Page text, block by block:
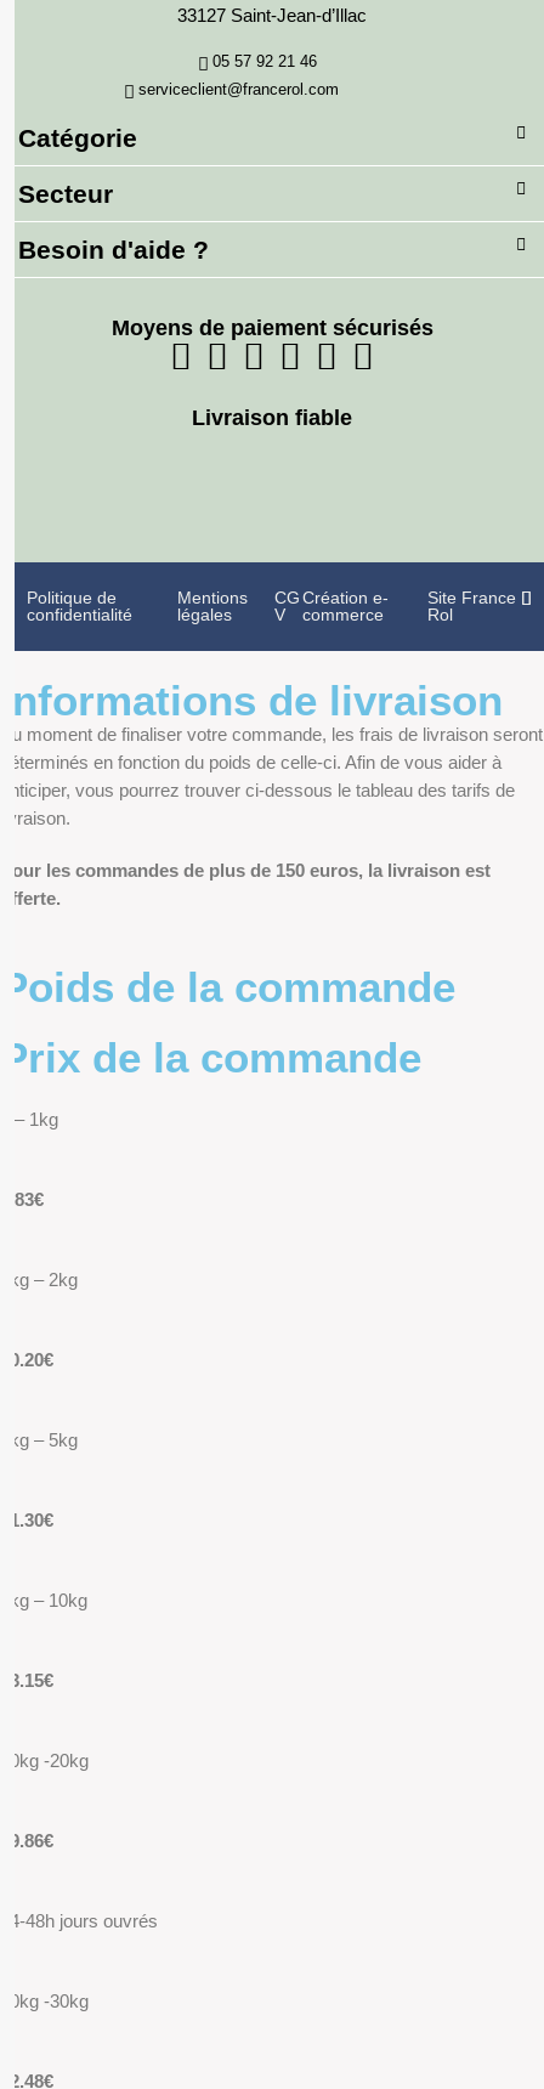
33127 Saint-Jean-d’Illac
05 57 92 21 46
serviceclient@francerol.com
Catégorie
Secteur
Besoin d'aide ?
Moyens de paiement sécurisés
Livraison fiable
Politique de
confidentialité
Mentions
légales
CG
V
Création e-
commerce
Site France
Rol
Informations de livraison
Au moment de finaliser votre commande, les frais de livraison seront
déterminés en fonction du poids de celle-ci. Afin de vous aider à
anticiper, vous pourrez trouver ci-dessous le tableau des tarifs de
livraison.
Pour les commandes de plus de 150 euros, la livraison est
offerte.
Poids de la commande
Prix de la commande
0 – 1kg
9.83€
1kg – 2kg
10.20€
2kg – 5kg
11.30€
5kg – 10kg
13.15€
10kg -20kg
19.86€
24-48h jours ouvrés
20kg -30kg
22.48€